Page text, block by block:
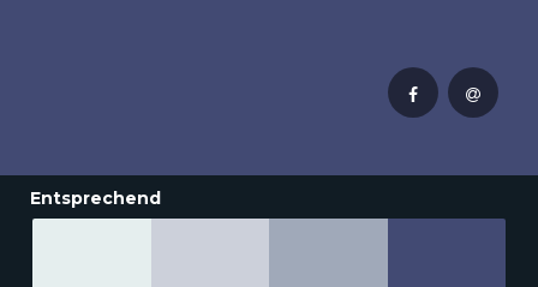
Entsprechend